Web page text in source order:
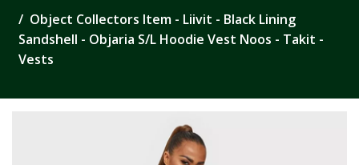
Object Collectors Item - Liivit - Black Lining
Sandshell - Objaria S/L Hoodie Vest Noos - Takit -
Vests